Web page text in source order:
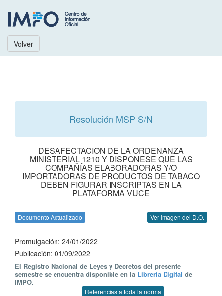
Volver
Resolución MSP S/N
DESAFECTACION DE LA ORDENANZA
MINISTERIAL 1210 Y DISPONESE QUE LAS
COMPAÑÍAS ELABORADORAS Y/O
IMPORTADORAS DE PRODUCTOS DE TABACO
DEBEN FIGURAR INSCRIPTAS EN LA
PLATAFORMA VUCE
Documento Actualizado Ver Imagen del D.O.
Promulgación: 24/01/2022
Publicación: 01/09/2022
El Registro Nacional de Leyes y Decretos del presente
semestre se encuentra disponible en la Librería Digital de
IMPO.
Referencias a toda la norma